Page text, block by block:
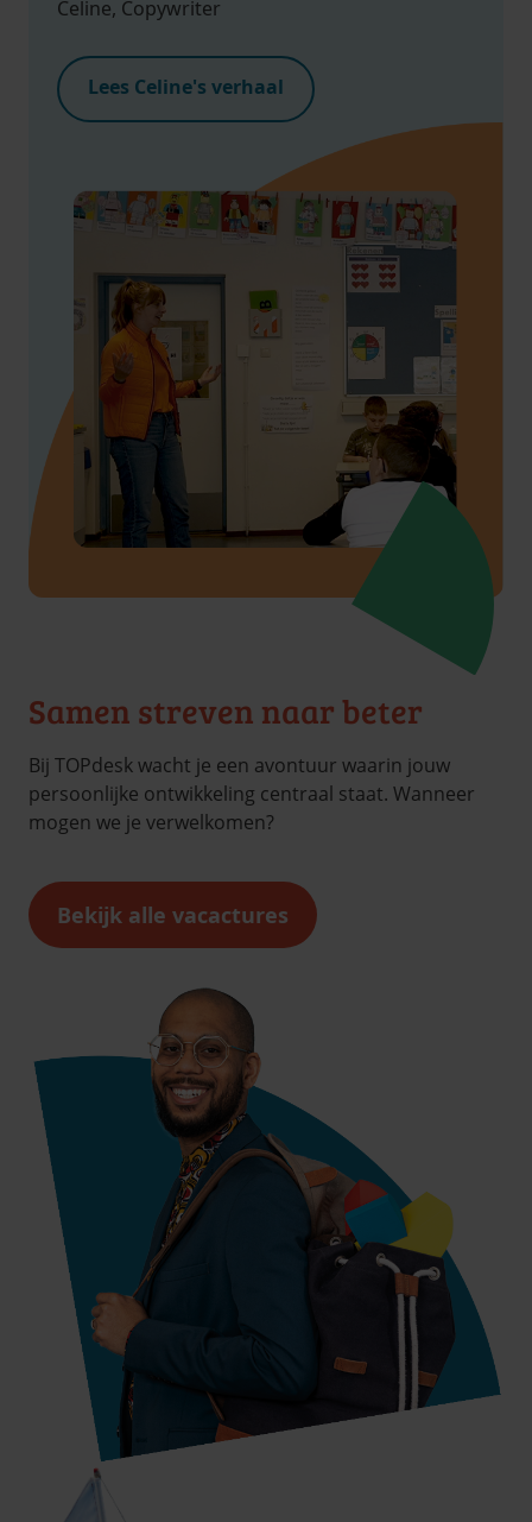
Celine, Copywriter
Lees Celine's verhaal
Samen streven naar beter
Bij TOPdesk wacht je een avontuur waarin jouw
persoonlijke ontwikkeling centraal staat. Wanneer
mogen we je verwelkomen?
Bekijk alle vacactures